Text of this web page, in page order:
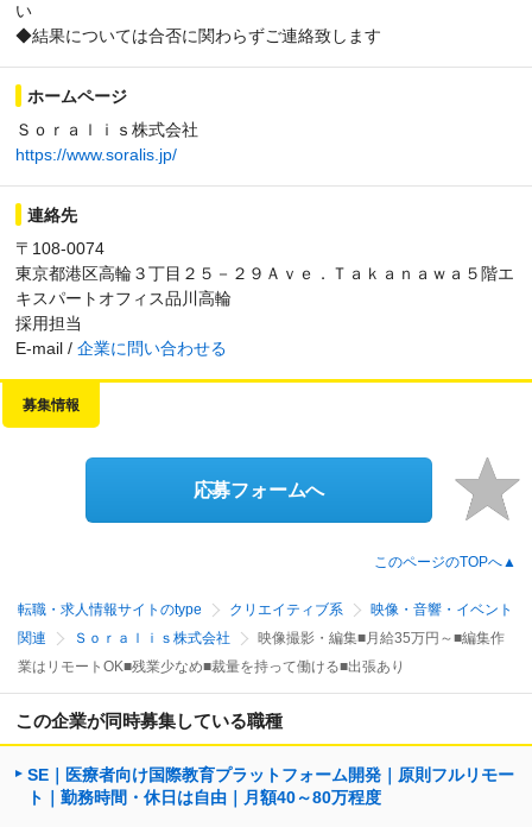
い
◆結果については合否に関わらずご連絡致します
ホームページ
Ｓｏｒａｌｉｓ株式会社
https://www.soralis.jp/
連絡先
〒108-0074
東京都港区高輪３丁目２５－２９Ａｖｅ．Ｔａｋａｎａｗａ５階エ
キスパートオフィス品川高輪
採用担当
E-mail / 企業に問い合わせる
募集情報
応募フォームへ
このページのTOPへ▲
転職・求人情報サイトのtype クリエイティブ系
映像・音響・イベント
関連
Ｓｏｒａｌｉｓ株式会社
映像撮影・編集■月給35万円～■編集作
業はリモートOK■残業少なめ■裁量を持って働ける■出張あり
この企業が同時募集している職種
SE｜医療者向け国際教育プラットフォーム開発｜原則フルリモー
ト｜勤務時間・休日は自由｜月額40～80万程度